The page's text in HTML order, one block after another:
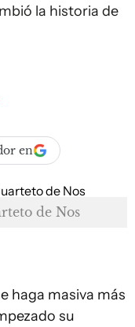
la historia de
en
de Nos
haga masiva más
su